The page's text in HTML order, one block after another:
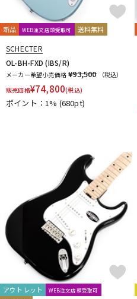
新品 WEB注文店頭受取可 送料無料
SCHECTER
OL-BH-FXD (IBS/R)
メーカー希望小売価格 ¥93,500
（税込）
販売価格¥74,800(税込)
ポイント：1% (680pt)
アウトレット WEB注文店頭受取可